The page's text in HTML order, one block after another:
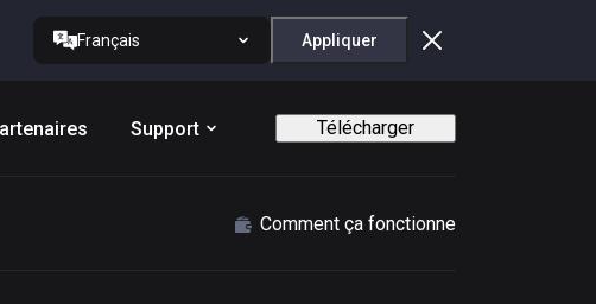
Français Appliquer
Support Télécharger
Comment ça fonctionne